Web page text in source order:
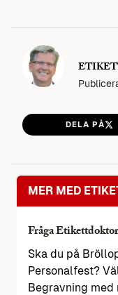
DELA PÅ
MER MED
Fråga
Ska du på
Personalfest?
Begravning med